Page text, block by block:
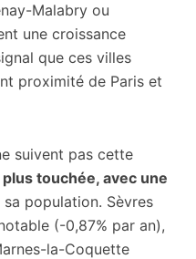
Malabry ou
une croissance
que ces villes
proximité de Paris et
suivent pas cette
touchée, avec une
sa population. Sèvres
(-0,87% par an),
la-Coquette